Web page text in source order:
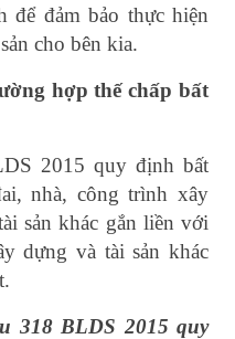
để đảm bảo thực hiện
cho bên kia.
hợp thế chấp bất
2015 quy định bất
nhà, công trình xây
sản khác gắn liền với
dựng và tài sản khác
318 BLDS 2015 quy